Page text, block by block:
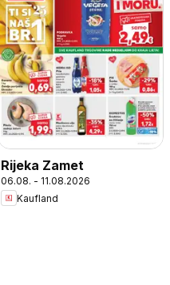
Rijeka Zamet
06.08. - 11.08.2026
Kaufland